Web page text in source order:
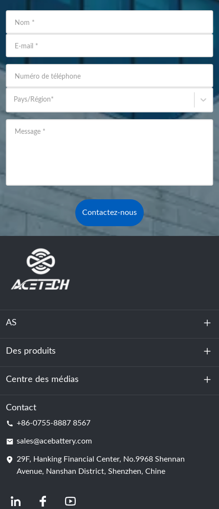
Nom *
E-mail *
Numéro de téléphone
Pays/Région*
Message *
Contactez-nous
AS
À propos de nous
Durabilité
Des produits
Stockage d'énergie
Centre de données et salle des serveurs
Cellule de batterie
Centre des médias
Nouvelles
Contact
+86-0755-8887 8567
sales@acebattery.com
29F, Hanking Financial Center, No.9968 Shennan
Avenue, Nanshan District, Shenzhen, Chine